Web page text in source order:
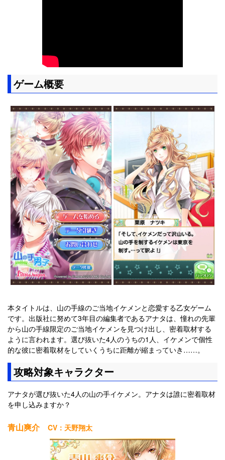
ゲーム概要
本タイトルは、山の手線のご当地イケメンと恋愛する乙女ゲーム
です。出版社に努めて3年目の編集者であるアナタは、憧れの先輩
から山の手線限定のご当地イケメンを見つけ出し、密着取材する
ように言われます。選び抜いた4人のうちの1人、イケメンで個性
的な彼に密着取材をしていくうちに距離が縮まっていき……。
攻略対象キャラクター
アナタが選び抜いた4人の山の手イケメン。アナタは誰に密着取材
を申し込みますか？
青山爽介 CV：天野翔太